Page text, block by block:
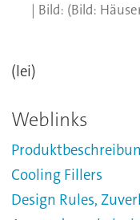
(Bild:
(lei)
Weblinks
Cooling Fillers
Design Rules,